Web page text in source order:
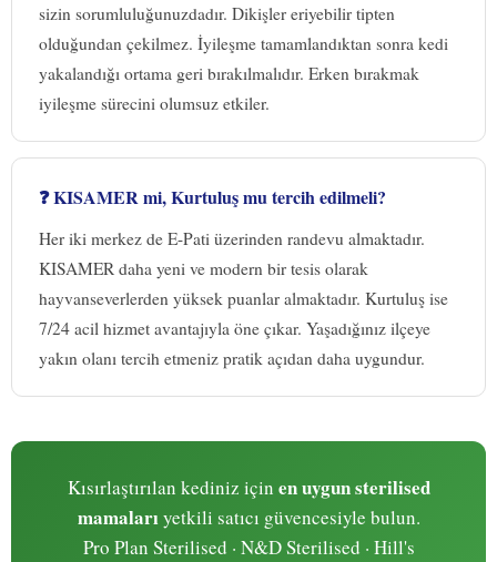
sizin sorumluluğunuzdadır. Dikişler eriyebilir tipten
olduğundan çekilmez. İyileşme tamamlandıktan sonra kedi
yakalandığı ortama geri bırakılmalıdır. Erken bırakmak
iyileşme sürecini olumsuz etkiler.
❓ KISAMER mi, Kurtuluş mu tercih edilmeli?
Her iki merkez de E-Pati üzerinden randevu almaktadır.
KISAMER daha yeni ve modern bir tesis olarak
hayvanseverlerden yüksek puanlar almaktadır. Kurtuluş ise
7/24 acil hizmet avantajıyla öne çıkar. Yaşadığınız ilçeye
yakın olanı tercih etmeniz pratik açıdan daha uygundur.
Kısırlaştırılan kediniz için en uygun sterilised
mamalarıyetkili satıcı güvencesiyle bulun.
Pro Plan Sterilised · N&D Sterilised · Hill's